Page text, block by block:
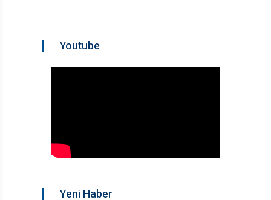
Youtube
Yeni Haber